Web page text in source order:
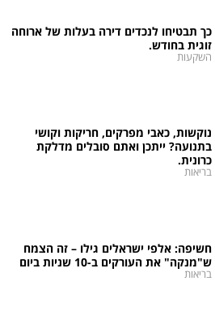
כך תבטיחו לנכדים דירה בעלות של ארוחה
זוגית בחודש.
השקעות
נוקשות, כאבי מפרקים, חריקות וקושי
בתנועה? ייתכן ואתם סובלים מדלקת
כרונית.
בריאות
חשיפה: אלפי ישראלים גילו – זה הצמח
ש"מנקה" את העורקים ב-10 שניות ביום
בריאות